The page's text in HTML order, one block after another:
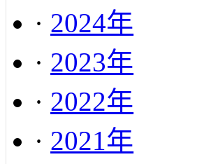
· 2024年
· 2023年
· 2022年
· 2021年